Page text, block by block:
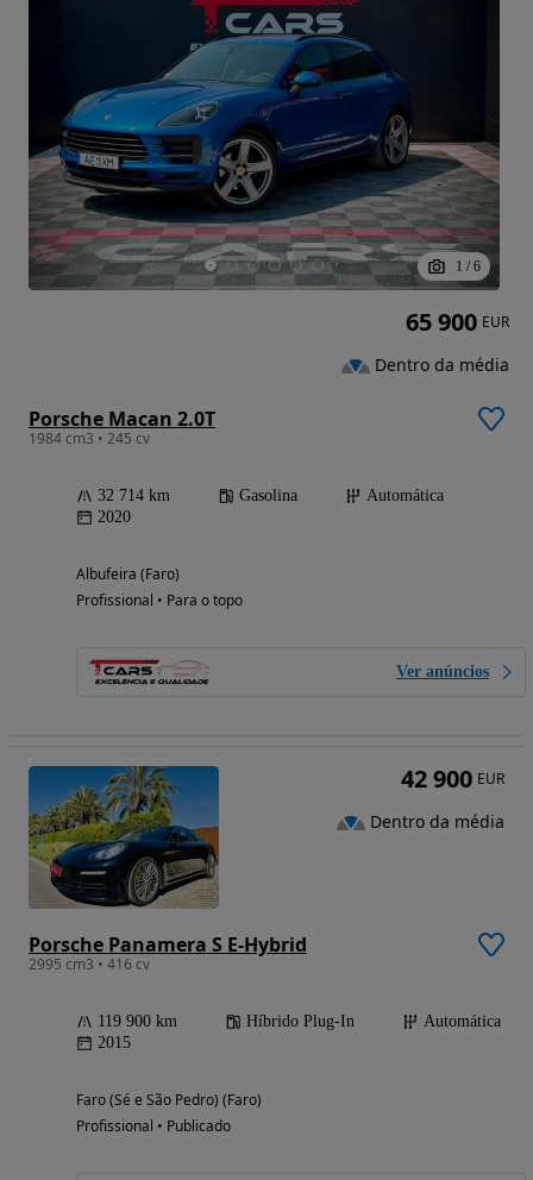
1 / 6
Porsche Macan 2.0T
1984 cm3 • 245 cv
32 714 km Gasolina
Automática
2020
Albufeira (Faro)
Profissional • Para o topo
Ver anúncios
65 900 EUR
Dentro da média
Porsche Panamera S E-Hybrid
2995 cm3 • 416 cv
119 900 km Híbrido Plug-In
Automática
2015
Faro (Sé e São Pedro) (Faro)
Profissional • Publicado
42 900 EUR
Dentro da média